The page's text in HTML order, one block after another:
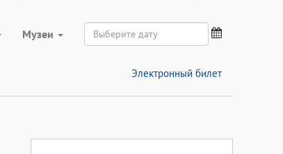
Музеи
Электронный билет